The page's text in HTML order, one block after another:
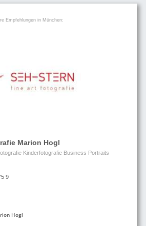
Empfehlungen in München:
Marion Hogl
Kinderfotografie Business Portraits
9
Hogl